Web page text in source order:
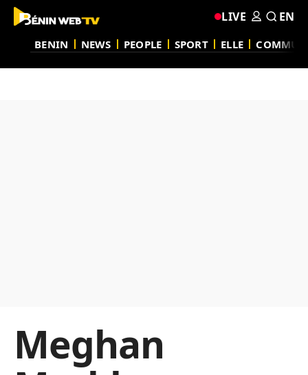
BENIN NEWS PEOPLE SPORT ELLE
LIVE EN
Meghan